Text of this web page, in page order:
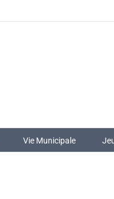
Vie Municipale